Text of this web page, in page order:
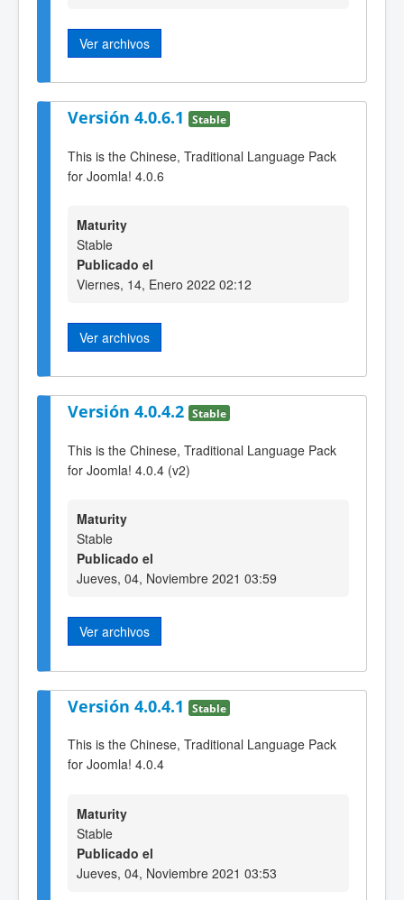
Ver archivos
Versión 4.0.6.1 Stable
This is the Chinese, Traditional Language Pack
for Joomla! 4.0.6
Maturity
Stable
Publicado el
Viernes, 14, Enero 2022 02:12
Ver archivos
Versión 4.0.4.2 Stable
This is the Chinese, Traditional Language Pack
for Joomla! 4.0.4 (v2)
Maturity
Stable
Publicado el
Jueves, 04, Noviembre 2021 03:59
Ver archivos
Versión 4.0.4.1 Stable
This is the Chinese, Traditional Language Pack
for Joomla! 4.0.4
Maturity
Stable
Publicado el
Jueves, 04, Noviembre 2021 03:53